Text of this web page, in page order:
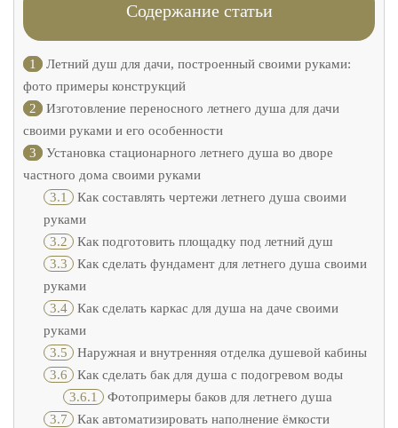
Содержание статьи
1
Летний душ для дачи, построенный своими руками:
фото примеры конструкций
2
Изготовление переносного летнего душа для дачи
своими руками и его особенности
3
Установка стационарного летнего душа во дворе
частного дома своими руками
3.1 Как составлять чертежи летнего душа своими
руками
3.2 Как подготовить площадку под летний душ
3.3 Как сделать фундамент для летнего душа своими
руками
3.4 Как сделать каркас для душа на даче своими
руками
3.5 Наружная и внутренняя отделка душевой кабины
3.6 Как сделать бак для душа с подогревом воды
3.6.1
Фотопримеры баков для летнего душа
3.7 Как автоматизировать наполнение ёмкости